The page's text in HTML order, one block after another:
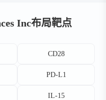
Inc布局靶点
CD28
PD-L1
IL-15